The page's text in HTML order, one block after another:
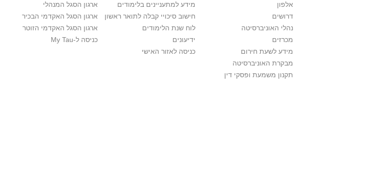
אלפון
דרושים
נהלי האוניברסיטה
מכרזים
מידע לשעת חירום
מבקרת האוניברסיטה
תקנון משמעת ופסקי דין
מידע למתעניינים בלימודים
חישוב סיכויי קבלה לתואר ראשון
לוח שנת הלימודים
ידיעונים
כניסה לאזור האישי
ארגון הסגל המנהלי
ארגון הסגל האקדמי הבכיר
ארגון הסגל האקדמי הזוטר
כניסה ל-My Tau